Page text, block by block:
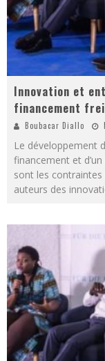
Innovation et
financement
Boubacar Diallo
Le développement
financement et
sont les
auteurs des